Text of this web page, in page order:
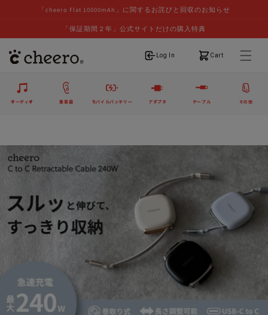
「cheero Flat 10000mAh」に関するお詫びと回収のお知らせ
「保証期間２年」公式サイトだけの購入特典
Log In
ログイン Cart
カート
オーディオ 集音器 モバイルバッテリー アダプタ ケーブル その他